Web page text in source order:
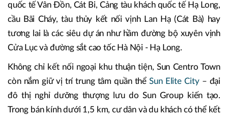
quốc tế Vân Đồn, Cát Bi, Cảng tàu khách quốc tế Hạ Long,
cầu Bãi Cháy, tàu thủy kết nối vịnh Lan Hạ (Cát Bà) hay
tương lai là các siêu dự án như hầm đường bộ xuyên vịnh
Cửa Lục và đường sắt cao tốc Hà Nội - Hạ Long.
Không chỉ kết nối ngoại khu thuận tiện, Sun Centro Town
còn nắm giữ vị trí trung tâm quần thểSun Elite City– đại
đô thị nghỉ dưỡng thượng lưu do Sun Group kiến tạo.
Trong bán kính dưới 1,5 km, cư dân và du khách có thể kết